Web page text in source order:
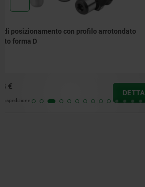
Perni di posizionamento estraibili
più le spese di spedizione